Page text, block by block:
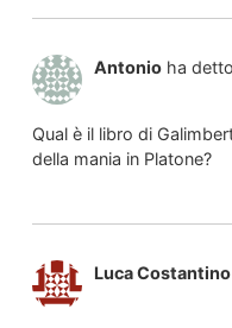
Antonio ha
Qual è il libro di
della mania in Platone?
Luca Costantino